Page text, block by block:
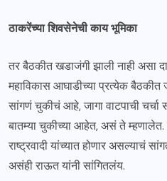
ठाकरेंच्या शिवसेनेची काय भूमिका
तर बैठकीत खडाजंगी झाली नाही असा
महाविकास आघाडीच्या प्रत्येक बैठकीत
सांगणं चुकीचं आहे, जागा वाटपाची चर्चा
बातम्या चुकीच्या आहेत, असं ते म्हणालेत.
राष्ट्रवादी यांच्यात होणार असल्याचं
असंही राऊत यांनी सांगितलंय.